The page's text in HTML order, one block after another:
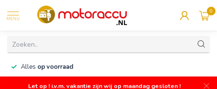
MENU
0
Alles op voorraad
Let op ! i.v.m. vakantie zijn wij op maandag gesloten !